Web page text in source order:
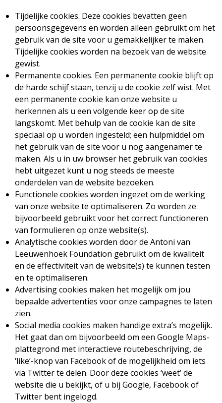
Tijdelijke cookies. Deze cookies bevatten geen
persoonsgegevens en worden alleen gebruikt om het
gebruik van de site voor u gemakkelijker te maken.
Tijdelijke cookies worden na bezoek van de website
gewist.
Permanente cookies. Een permanente cookie blijft op
de harde schijf staan, tenzij u de cookie zelf wist. Met
een permanente cookie kan onze website u
herkennen als u een volgende keer op de site
langskomt. Met behulp van de cookie kan de site
speciaal op u worden ingesteld; een hulpmiddel om
het gebruik van de site voor u nog aangenamer te
maken. Als u in uw browser het gebruik van cookies
hebt uitgezet kunt u nog steeds de meeste
onderdelen van de website bezoeken.
Functionele cookies worden ingezet om de werking
van onze website te optimaliseren. Zo worden ze
bijvoorbeeld gebruikt voor het correct functioneren
van formulieren op onze website(s).
Analytische cookies worden door de Antoni van
Leeuwenhoek Foundation gebruikt om de kwaliteit
en de effectiviteit van de website(s) te kunnen testen
en te optimaliseren.
Advertising cookies maken het mogelijk om jou
bepaalde advertenties voor onze campagnes te laten
zien.
Social media cookies maken handige extra’s mogelijk.
Het gaat dan om bijvoorbeeld om een Google Maps-
plattegrond met interactieve routebeschrijving, de
‘like’-knop van Facebook of de mogelijkheid om iets
via Twitter te delen. Door deze cookies ‘weet’ de
website die u bekijkt, of u bij Google, Facebook of
Twitter bent ingelogd.